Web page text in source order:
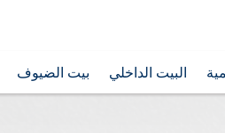
البيت الداخلي بيت الضيوف